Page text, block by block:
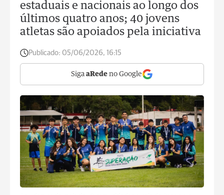
estaduais e nacionais ao longo dos
últimos quatro anos; 40 jovens
atletas são apoiados pela iniciativa
Publicado: 05/06/2026, 16:15
Siga aRede no Google